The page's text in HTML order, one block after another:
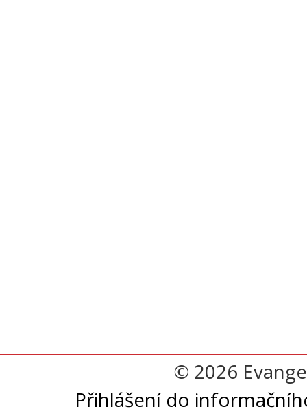
© 2026
Přihlášení do